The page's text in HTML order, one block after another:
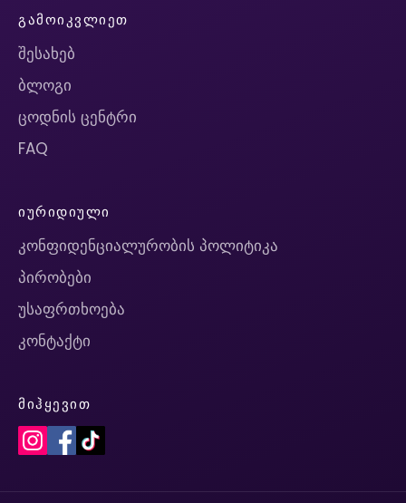
ᲒᲐᲛᲝᲘᲙᲕᲚᲘᲔᲗ
შესახებ
ბლოგი
ცოდნის ცენტრი
FAQ
ᲘᲣᲠᲘᲓᲘᲣᲚᲘ
კონფიდენციალურობის პოლიტიკა
პირობები
უსაფრთხოება
კონტაქტი
ᲛᲘᲰᲧᲔᲕᲘᲗ